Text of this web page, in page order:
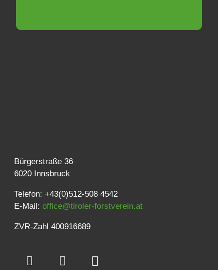
Bürgerstraße 36
6020 Innsbruck
Telefon: +43(0)512-508 4542
E-Mail:office@tiroler-forstverein.at
ZVR-Zahl 400916689